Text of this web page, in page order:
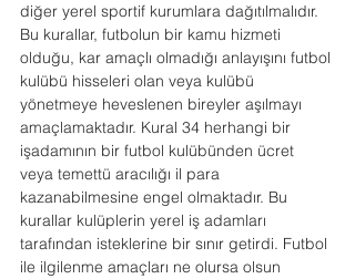
diğer yerel sportif kurumlara dağıtılmalıdır.
Bu kurallar, futbolun bir kamu hizmeti
olduğu, kar amaçlı olmadığı anlayışını futbol
kulübü hisseleri olan veya kulübü
yönetmeye heveslenen bireyler aşılmayı
amaçlamaktadır. Kural 34 herhangi bir
işadamının bir futbol kulübünden ücret
veya temettü aracılığı il para
kazanabilmesine engel olmaktadır. Bu
kurallar kulüplerin yerel iş adamları
tarafından isteklerine bir sınır getirdi. Futbol
ile ilgilenme amaçları ne olursa olsun